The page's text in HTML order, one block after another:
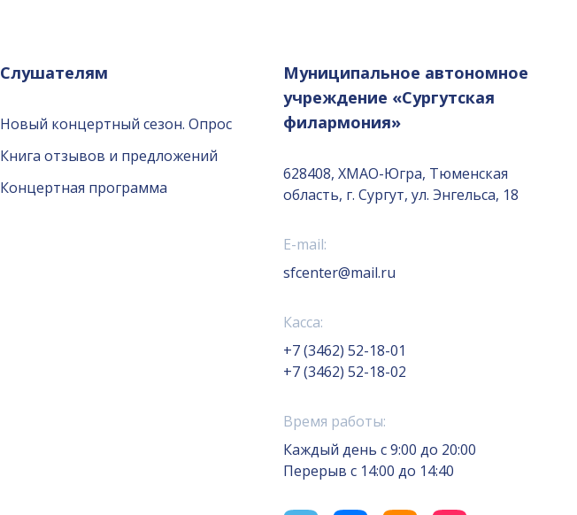
Слушателям
Новый концертный сезон. Опрос
Книга отзывов и предложений
Концертная программа
Муниципальное автономное
учреждение «Сургутская
филармония»
628408, ХМАО-Югра, Тюменская
область, г. Сургут, ул. Энгельса, 18
E-mail:
sfcenter@mail.ru
Касса:
+7 (3462) 52-18-01
+7 (3462) 52-18-02
Время работы:
Каждый день с 9:00 до 20:00
Перерыв с 14:00 до 14:40